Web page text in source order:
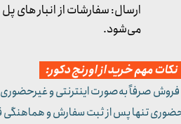
مهم خرید از اورنج دکور:
صرفاً به‌صورت اینترنتی و
تنها پس از ثبت سفارش و هماهنگی
ارسال: سفارشات از انبار های
می‌شود.